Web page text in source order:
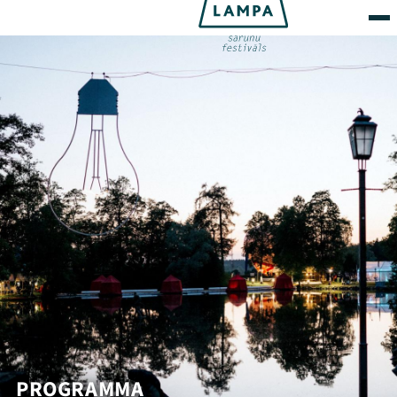
PROGRAMMA